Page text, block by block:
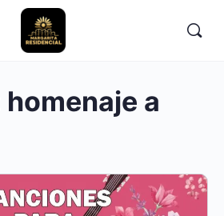
homenaje a